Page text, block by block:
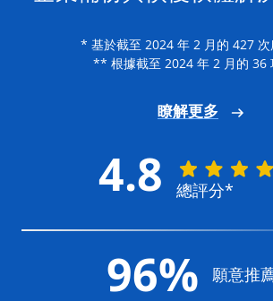
* 基於截至 2024 年 2 月的 427
** 根據截至 2024 年 2 月的 36
瞭解更多
4.8 總評分*
96% 願意推